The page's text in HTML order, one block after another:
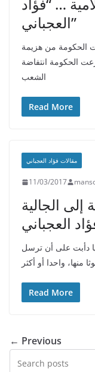
العجباني”
الحكومة من هزيمة
الحكومة انتفاضة
الشعب
Read More
مقالات فؤاد العجباني
11/03/2017
إلى الجالية
دأبت على أن ترسل
Read More
← Previous